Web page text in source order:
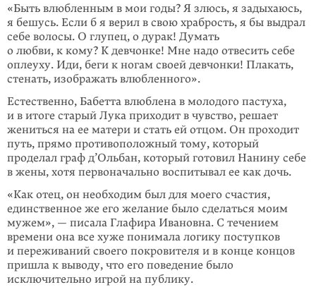
«Быть влюбленным в мои годы? Я злюсь, я задыхаюсь,
я бешусь. Если б я верил в свою храбрость, я бы выдрал
себе волосы. О глупец, о дурак! Думать
о любви, к кому? К девчонке! Мне надо отвесить себе
оплеуху. Иди, беги к ногам своей девчонки! Плакать,
стенать, изображать влюбленного».
Естественно, Бабетта влюблена в молодого пастуха,
и в итоге старый Лука приходит в чувство, решает
жениться на ее матери и стать ей отцом. Он проходит
путь, прямо противоположный тому, который
проделал граф д’Ольбан, который готовил Нанину себе
в жены, хотя первоначально воспитывал ее как дочь.
«Как отец, он необходим был для моего счастия,
единственное же его желание было сделаться моим
мужем», — писала Глафира Ивановна. С течением
времени она все хуже понимала логику поступков
и переживаний своего покровителя и в конце концов
пришла к выводу, что его поведение было
исключительно игрой на публику.